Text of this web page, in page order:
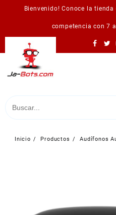
Bienvenido! Conoce la
competencia con 7
Inicio Productos
Audífonos